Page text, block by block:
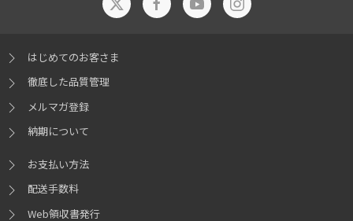
はじめてのお客さま
徹底した品質管理
メルマガ登録
納期について
お支払い方法
配送手数料
Web領収書発行